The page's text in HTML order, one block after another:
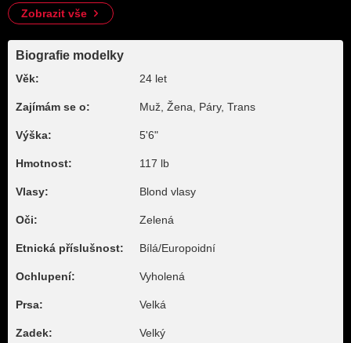
Zobrazit vše
Biografie modelky
Věk: 24 let
Zajímám se o: Muž, Žena, Páry, Trans
Výška: 5'6"
Hmotnost: 117 lb
Vlasy: Blond vlasy
Oči: Zelená
Etnická příslušnost: Bílá/Europoidní
Ochlupení: Vyholená
Prsa: Velká
Zadek: Velký